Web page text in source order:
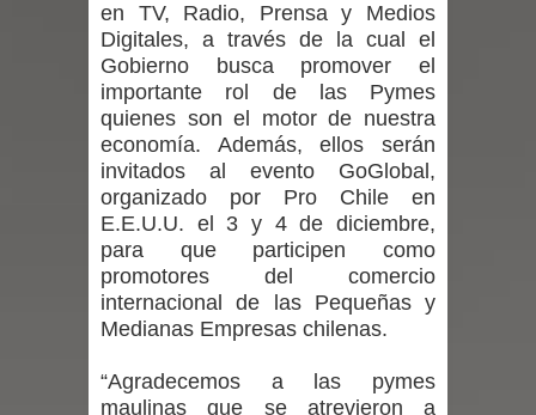
emergencia.
Del anime al K-pop: especialistas U.
de Chile analizan el creciente interés
por las culturas japonesa y coreana
Renuncia del seremi Minvu en el
Maule golpea al Gobierno en medio de
denuncias por viviendas sociales en
Talca
en TV, Radio, Prensa y Medios
Digitales, a través de la cual el
Gobierno busca promover el
importante rol de las Pymes
quienes son el motor de nuestra
economía. Además, ellos serán
invitados al evento GoGlobal,
organizado por Pro Chile en
E.E.U.U. el 3 y 4 de diciembre,
para que participen como
promotores del comercio
internacional de las Pequeñas y
Medianas Empresas chilenas.
“Agradecemos a las pymes
maulinas que se atrevieron a